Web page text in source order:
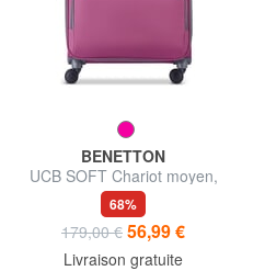
BENETTON
UCB SOFT Chariot moyen,
extensible
68%
179,00 € 56,99 €
Livraison gratuite